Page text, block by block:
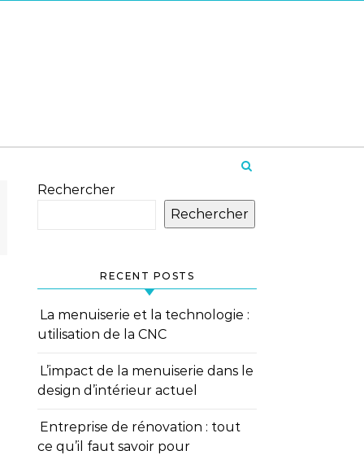
Rechercher
Rechercher
RECENT POSTS
La menuiserie et la technologie :
utilisation de la CNC
L’impact de la menuiserie dans le
design d’intérieur actuel
Entreprise de rénovation : tout
ce qu’il faut savoir pour